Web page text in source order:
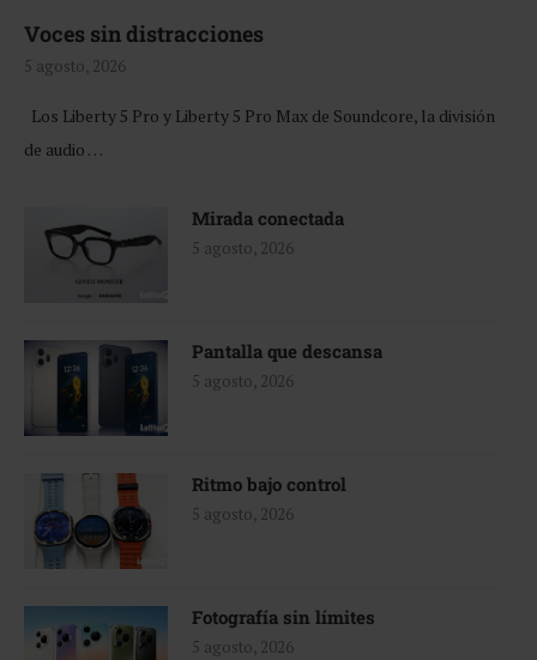
Voces sin distracciones
5 agosto, 2026
Los Liberty 5 Pro y Liberty 5 Pro Max de Soundcore, la división
de audio …
Mirada conectada
5 agosto, 2026
Pantalla que descansa
5 agosto, 2026
Ritmo bajo control
5 agosto, 2026
Fotografía sin límites
5 agosto, 2026